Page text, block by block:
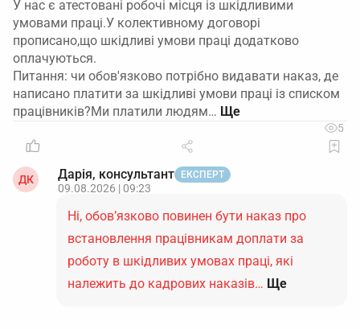
У нас є атестовані робочі місця із шкідливими
умовами праці.У колективному договорі
прописано,що шкідливі умови праці додатково
оплачуються.
Питання: чи обов'язково потрібно видавати наказ, де
написано платити за шкідливі умови праці із списком
працівників?Ми платили людям…
5
ДК Дарія, консультант ЕКСПЕРТ
09.08.2026 | 09:23
Ні, обов’язково повинен бути наказ про
встановлення працівникам доплати за
роботу в шкідливих умовах праці, які
належить до кадрових наказів… Ще